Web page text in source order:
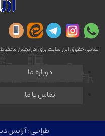
تمامی حقوق این سایت برای آذرانجمن
درباره ما
تماس با ما
طراحی :آژانس